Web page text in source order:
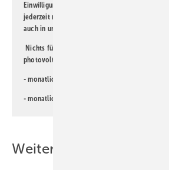
Einwilligung kann ich jederzeit widerrufen und
jederzeit möglich. Informationen zum Umgang
auch in unserer
Nichts für Sie dabei? Dann lesen Sie doch
photovoltaik-Newsletter!
- monatlicher
- monatlicher
Weitere Inhalte